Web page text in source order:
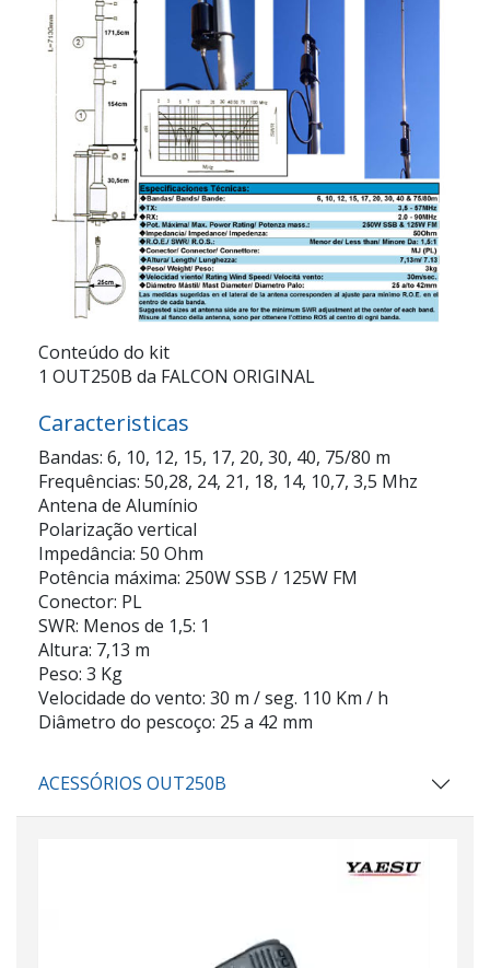
Conteúdo do kit
1 OUT250B da FALCON ORIGINAL
Caracteristicas
Bandas: 6, 10, 12, 15, 17, 20, 30, 40, 75/80 m
Frequências: 50,28, 24, 21, 18, 14, 10,7, 3,5 Mhz
Antena de Alumínio
Polarização vertical
Impedância: 50 Ohm
Potência máxima: 250W SSB / 125W FM
Conector: PL
SWR: Menos de 1,5: 1
Altura: 7,13 m
Peso: 3 Kg
Velocidade do vento: 30 m / seg. 110 Km / h
Diâmetro do pescoço: 25 a 42 mm
ACESSÓRIOS OUT250B